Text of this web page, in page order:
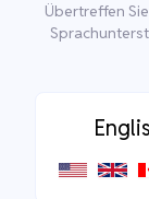
Übertreffen